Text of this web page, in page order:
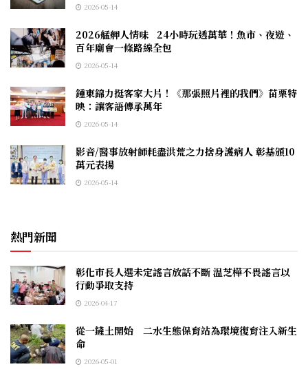
2026-05-14
2026艋舺人情味 24小時玩透萬華！魚市、夜遊、
百年廟會一條路線全包
2026-05-14
鍾東錦力挺客家大片！《那張照片裡的我們》苗栗特
映：讓客語傳承萬年
2026-05-14
影音/醫事放射師耗盡洪荒之力捨身護病人 彰基頒10
萬元表揚
2026-05-14
熱門新聞
彰化市長人選未定謠言放話不斷 温芝樺不畏謠言以
行動爭取支持
2026-04-17
從一鏟土開始 二水生態保育站為環境復育注入新生
命
2026-05-01